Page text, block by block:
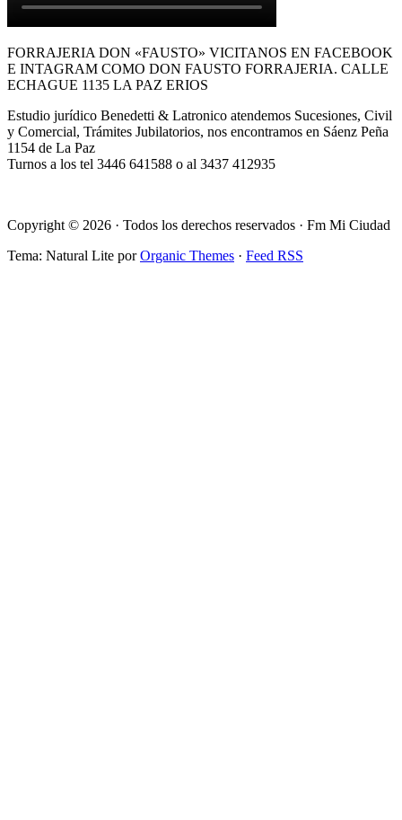
FORRAJERIA DON «FAUSTO» VICITANOS EN FACEBOOK
E INTAGRAM COMO DON FAUSTO FORRAJERIA. CALLE
ECHAGUE 1135 LA PAZ ERIOS
Estudio jurídico Benedetti & Latronico atendemos Sucesiones, Civil
y Comercial, Trámites Jubilatorios, nos encontramos en Sáenz Peña
1154 de La Paz
Turnos a los tel 3446 641588 o al 3437 412935
Copyright © 2026 · Todos los derechos reservados · Fm Mi Ciudad
Tema: Natural Lite porOrganic Themes · Feed RSS